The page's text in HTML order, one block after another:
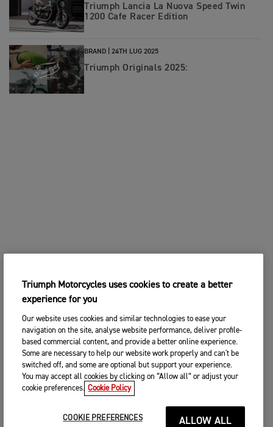
Triumph Lancia La Nuova Speed Twin
1200 Cafe Racer Edition
BRAND | 24TH LUG 2025
Triumph Originals 2025:
Triumph Motorcycles uses cookies to create a better
experience for you
Our website uses cookies and similar technologies to ease your
navigation on the site, analyse website performance, deliver profile-
based commercial content, and provide a better online experience.
Some are necessary to help our website work properly and can't be
switched off, and some are optional but support your experience.
You may accept all cookies by clicking on “Allow all” or adjust your
cookie preferences. Cookie Policy
COOKIE PREFERENCES ALLOW ALL